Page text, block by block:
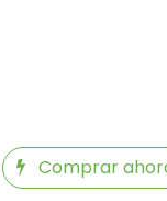
Comprar